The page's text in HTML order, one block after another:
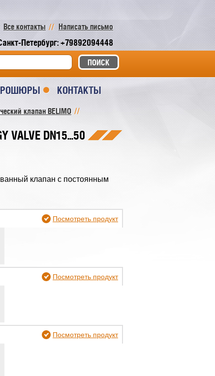
Все контакты Написать письмо
Петербург: +79892094448
КОНТАКТЫ
клапан BELIMO
VALVE DN15...50
клапан с постоянным
Посмотреть продукт
Посмотреть продукт
Посмотреть продукт